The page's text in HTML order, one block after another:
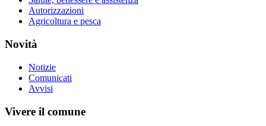
Autorizzazioni
Agricoltura e pesca
Novità
Notizie
Comunicati
Avvisi
Vivere il comune